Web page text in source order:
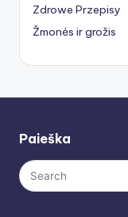
Zdrowe Przepisy
Žmonės ir grožis
Paieška